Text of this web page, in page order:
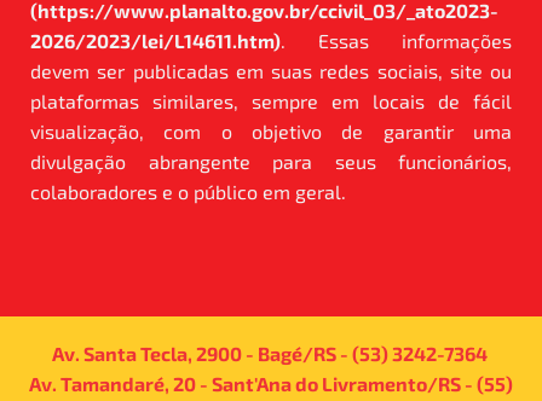
(https://www.planalto.gov.br/ccivil_03/_ato2023-
2026/2023/lei/L14611.htm). Essas informações
devem ser publicadas em suas redes sociais, site ou
plataformas similares, sempre em locais de fácil
visualização, com o objetivo de garantir uma
divulgação abrangente para seus funcionários,
colaboradores e o público em geral.
Av. Santa Tecla, 2900 - Bagé/RS - (53) 3242-7364
Av. Tamandaré, 20 - Sant'Ana do Livramento/RS - (55)